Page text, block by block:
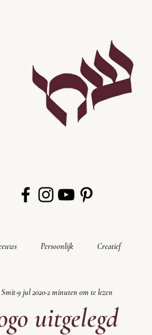
Persoonlijk Creatief
uitgelegd
9 jul 20202 minuten om te lezen